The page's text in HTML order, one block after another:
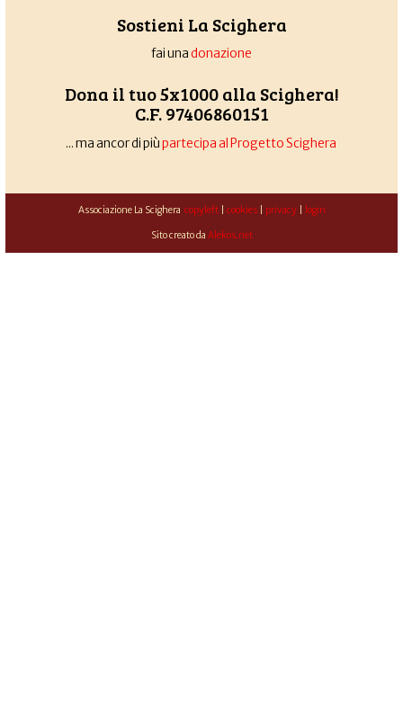
Sostieni La Scighera
fai unadonazione
Dona il tuo 5x1000 alla Scighera!
C.F. 97406860151
... ma ancor di piùpartecipa al Progetto Scighera
Associazione La Scighera copyleft| cookies| privacy| login
Sito creato da Alekos.net